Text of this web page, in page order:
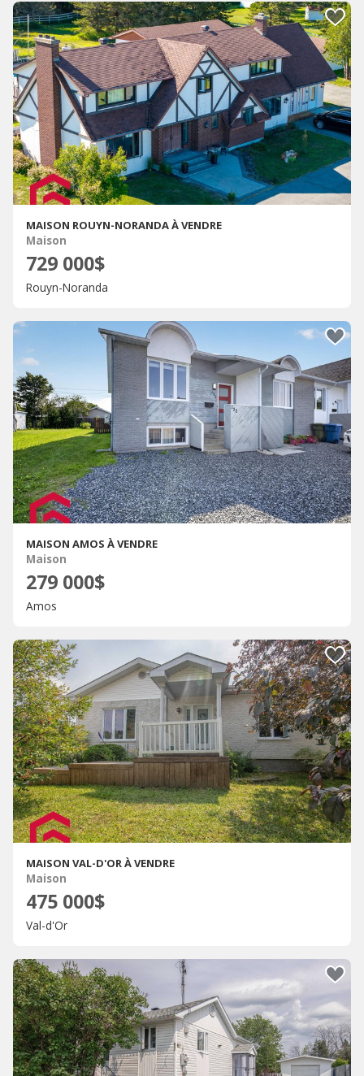
MAISON ROUYN-NORANDA À VENDRE
Maison
729 000$
Rouyn-Noranda
MAISON AMOS À VENDRE
Maison
279 000$
Amos
MAISON VAL-D'OR À VENDRE
Maison
475 000$
Val-d'Or